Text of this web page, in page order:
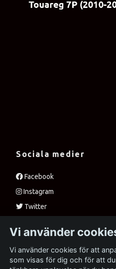
Sociala medier
Facebook
Instagram
Twitter
Vi använder
Vi använder cookies för att
som visas för dig och för att